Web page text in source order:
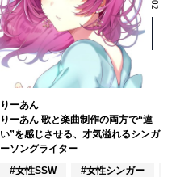
りーあん
りーあん 歌と楽曲制作の両方で“違
い”を感じさせる、才気溢れるシンガ
ーソングライター
#女性SSW
#女性シンガー